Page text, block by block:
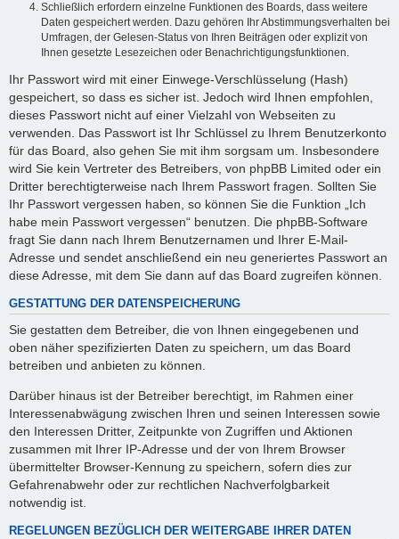
Schließlich erfordern einzelne Funktionen des Boards, dass weitere
Daten gespeichert werden. Dazu gehören Ihr Abstimmungsverhalten bei
Umfragen, der Gelesen-Status von Ihren Beiträgen oder explizit von
Ihnen gesetzte Lesezeichen oder Benachrichtigungsfunktionen.
Ihr Passwort wird mit einer Einwege-Verschlüsselung (Hash)
gespeichert, so dass es sicher ist. Jedoch wird Ihnen empfohlen,
dieses Passwort nicht auf einer Vielzahl von Webseiten zu
verwenden. Das Passwort ist Ihr Schlüssel zu Ihrem Benutzerkonto
für das Board, also gehen Sie mit ihm sorgsam um. Insbesondere
wird Sie kein Vertreter des Betreibers, von phpBB Limited oder ein
Dritter berechtigterweise nach Ihrem Passwort fragen. Sollten Sie
Ihr Passwort vergessen haben, so können Sie die Funktion „Ich
habe mein Passwort vergessen“ benutzen. Die phpBB-Software
fragt Sie dann nach Ihrem Benutzernamen und Ihrer E-Mail-
Adresse und sendet anschließend ein neu generiertes Passwort an
diese Adresse, mit dem Sie dann auf das Board zugreifen können.
GESTATTUNG DER DATENSPEICHERUNG
Sie gestatten dem Betreiber, die von Ihnen eingegebenen und
oben näher spezifizierten Daten zu speichern, um das Board
betreiben und anbieten zu können.
Darüber hinaus ist der Betreiber berechtigt, im Rahmen einer
Interessenabwägung zwischen Ihren und seinen Interessen sowie
den Interessen Dritter, Zeitpunkte von Zugriffen und Aktionen
zusammen mit Ihrer IP-Adresse und der von Ihrem Browser
übermittelter Browser-Kennung zu speichern, sofern dies zur
Gefahrenabwehr oder zur rechtlichen Nachverfolgbarkeit
notwendig ist.
REGELUNGEN BEZÜGLICH DER WEITERGABE IHRER DATEN